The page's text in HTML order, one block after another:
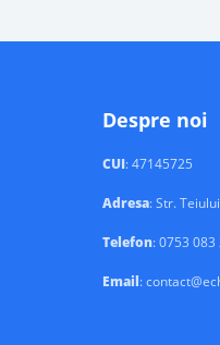
Despre noi
CUI: 47145725
Adresa: Str.
Telefon: 0753 083
Email: